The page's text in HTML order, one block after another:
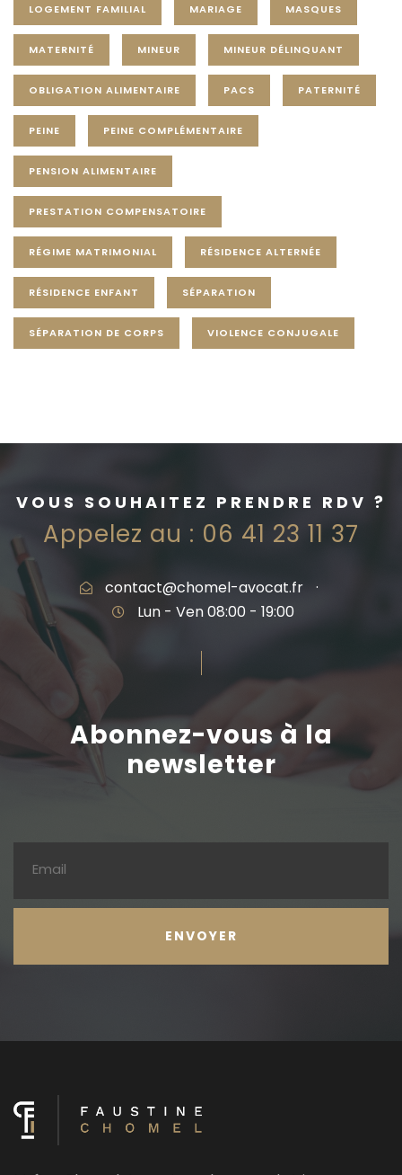
LOGEMENT FAMILIAL MARIAGE MASQUES
MATERNITÉ MINEUR MINEUR DÉLINQUANT
OBLIGATION ALIMENTAIRE PACS PATERNITÉ
PEINE PEINE COMPLÉMENTAIRE
PENSION ALIMENTAIRE
PRESTATION COMPENSATOIRE
RÉGIME MATRIMONIAL RÉSIDENCE ALTERNÉE
RÉSIDENCE ENFANT SÉPARATION
SÉPARATION DE CORPS VIOLENCE CONJUGALE
VOUS SOUHAITEZ PRENDRE RDV ?
Appelez au : 06 41 23 11 37
contact@chomel-avocat.fr
·
Lun - Ven 08:00 - 19:00
Abonnez-vous à la
newsletter